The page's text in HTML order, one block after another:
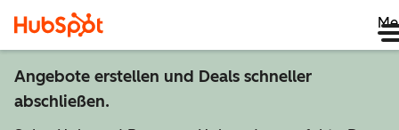
Angebote erstellen und Deals schneller
abschließen.